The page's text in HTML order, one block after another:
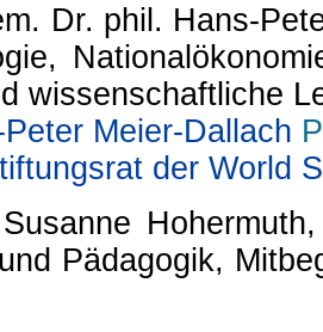
Dr. phil. Hans-
wissenschaftliche
Meier-Dallach
der World
Pädagogik,